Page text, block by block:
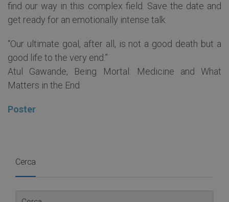
find our way in this complex field. Save the date and
get ready for an emotionally intense talk.
“Our ultimate goal, after all, is not a good death but a
good life to the very end.”
Atul Gawande, Being Mortal: Medicine and What
Matters in the End
Poster
Cerca